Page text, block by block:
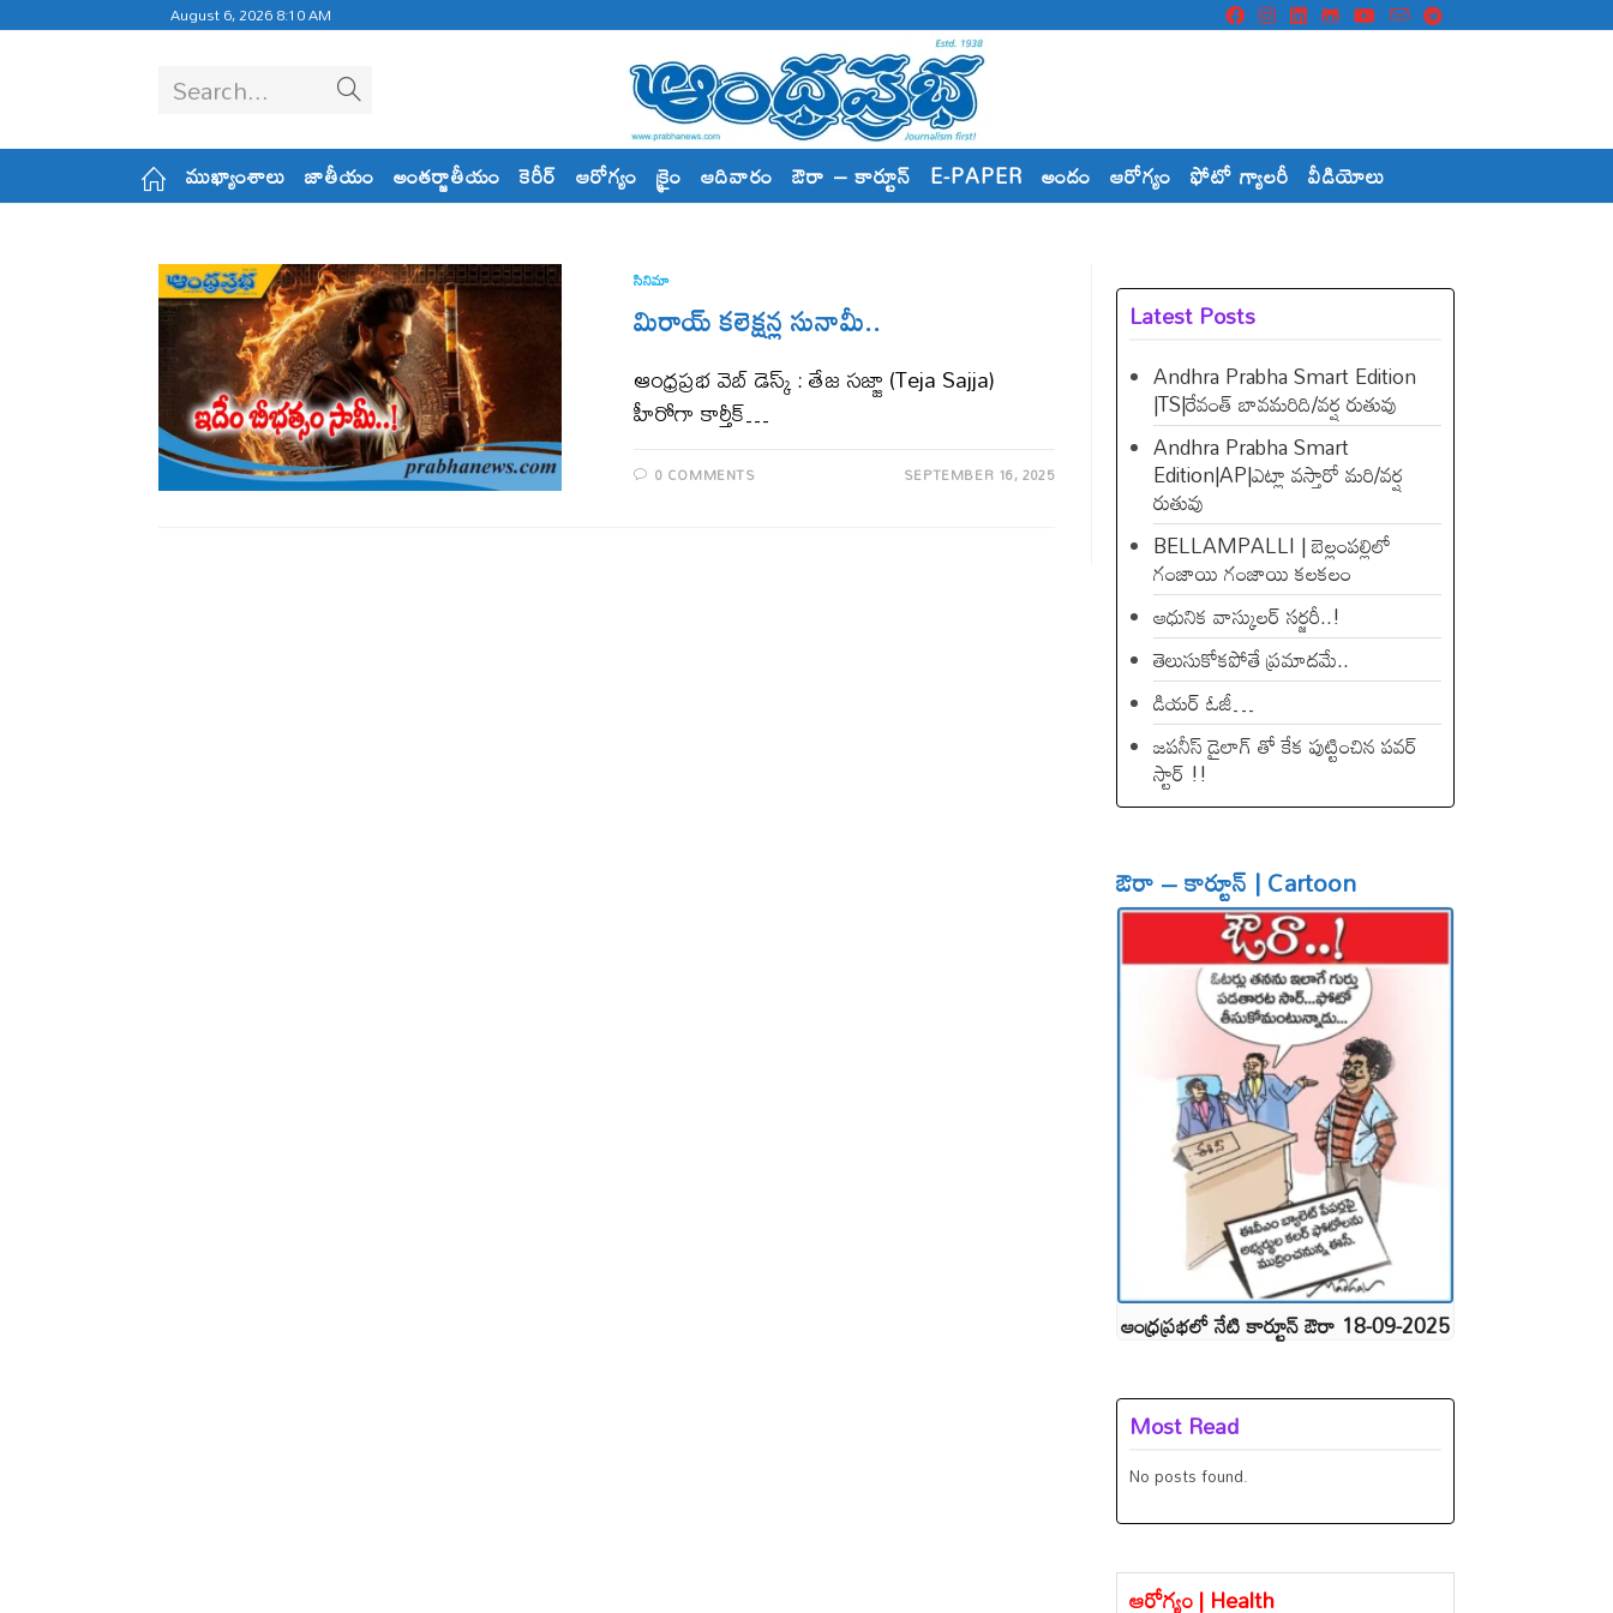
August 6, 2026 8:10 AM
Search...
ముఖ్యాంశాలు జాతీయం అంతర్జాతీయం కెరీర్ ఆరోగ్యం క్రైం ఆదివారం ఔరా – కార్టూన్ E-PAPER అందం ఆరోగ్యం ఫోటో గ్యాలరీ వీడియోలు
సినిమా
మిరాయ్ క‌లెక్ష‌న్ల సునామీ..
ఆంధ్ర‌ప్ర‌భ వెబ్ డెస్క్ : తేజ సజ్జా (Teja Sajja)
హీరోగా కార్తీక్…
0 COMMENTS SEPTEMBER 16, 2025
Latest Posts
Andhra Prabha Smart Edition
|TS|రేవంత్​ బావమరిది/వర్ష రుతువు
Andhra Prabha Smart
Edition|AP|ఎట్లా వస్తారో మరి/వర్ష
రుతువు
BELLAMPALLI | బెల్లంపల్లిలో
గంజాయి గంజాయి కలకలం
ఆధునిక వాస్కులర్ సర్జరీ..!
తెలుసుకోకపోతే ప్రమాదమే..
డియ‌ర్ ఓజీ…
జపనీస్ డైలాగ్ తో కేక పుట్టించిన ప‌వ‌ర్
స్టార్ !!
ఔరా – కార్టూన్ | Cartoon
ఆంధ్రప్రభలో నేటి కార్టూన్ ఔరా 18-09-2025
Most Read
No posts found.
ఆరోగ్యం | Health